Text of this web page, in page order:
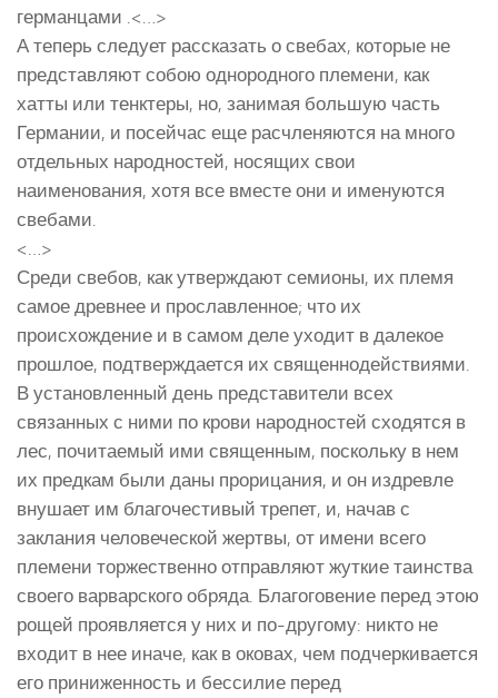
германцами .<…>
А теперь следует рассказать о свебах, которые не
представляют собою однородного племени, как
хатты или тенктеры, но, занимая большую часть
Германии, и посейчас еще расчленяются на много
отдельных народностей, носящих свои
наименования, хотя все вместе они и именуются
свебами.
<…>
Среди свебов, как утверждают семионы, их племя
самое древнее и прославленное; что их
происхождение и в самом деле уходит в далекое
прошлое, подтверждается их священнодействиями.
В установленный день представители всех
связанных с ними по крови народностей сходятся в
лес, почитаемый ими священным, поскольку в нем
их предкам были даны прорицания, и он издревле
внушает им благочестивый трепет, и, начав с
заклания человеческой жертвы, от имени всего
племени торжественно отправляют жуткие таинства
своего варварского обряда. Благоговение перед этою
рощей проявляется у них и по-другому: никто не
входит в нее иначе, как в оковах, чем подчеркивается
его приниженность и бессилие перед